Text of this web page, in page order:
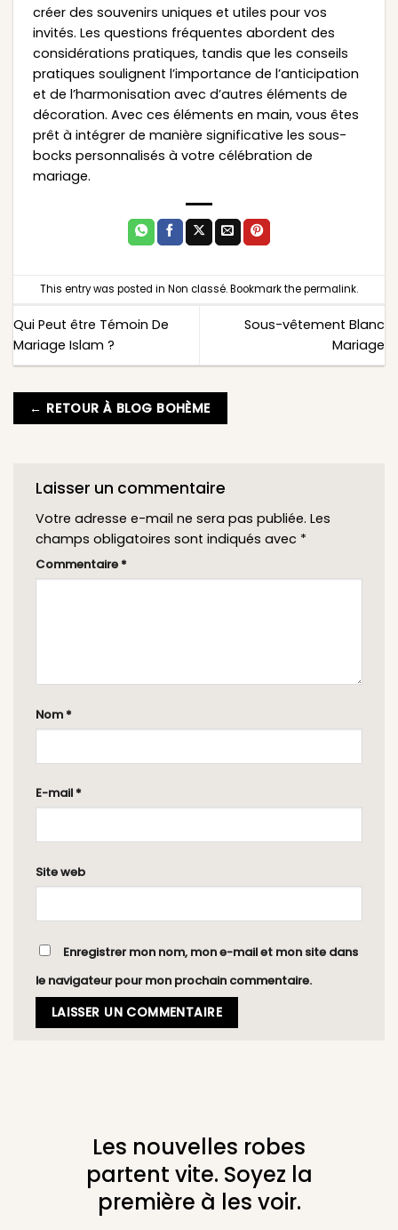
créer des souvenirs uniques et utiles pour vos
invités. Les questions fréquentes abordent des
considérations pratiques, tandis que les conseils
pratiques soulignent l’importance de l’anticipation
et de l’harmonisation avec d’autres éléments de
décoration. Avec ces éléments en main, vous êtes
prêt à intégrer de manière significative les sous-
bocks personnalisés à votre célébration de
mariage.
This entry was posted in Non classé. Bookmark thepermalink.
Qui Peut être Témoin De
Mariage Islam ?
Sous-vêtement Blanc
Mariage
← RETOUR À BLOG BOHÈME
Laisser un commentaire
Votre adresse e-mail ne sera pas publiée. Les
champs obligatoires sont indiqués avec *
Commentaire *
Nom *
E-mail *
Site web
Enregistrer mon nom, mon e-mail et mon site dans
le navigateur pour mon prochain commentaire.
Les nouvelles robes
partent vite. Soyez la
première à les voir.